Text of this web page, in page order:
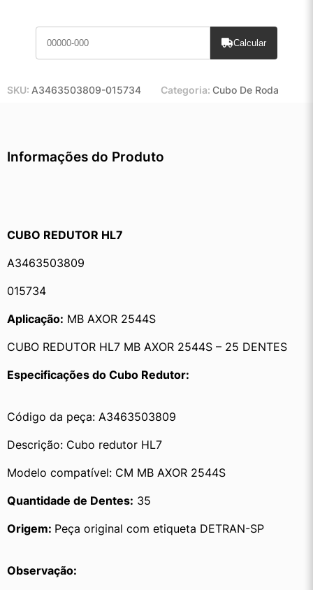
Calcular
SKU: A3463503809-015734 Categoria: Cubo De Roda
Informações do Produto
CUBO REDUTOR HL7
A3463503809
015734
Aplicação: MB AXOR 2544S
CUBO REDUTOR HL7 MB AXOR 2544S – 25 DENTES
Especificações do Cubo Redutor:
Código da peça: A3463503809
Descrição: Cubo redutor HL7
Modelo compatível: CM MB AXOR 2544S
Quantidade de Dentes: 35
Origem: Peça original com etiqueta DETRAN-SP
Observação: